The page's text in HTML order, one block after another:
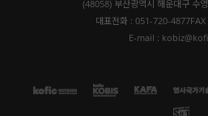
(48058) 부산광역시 해운대구 수
대표전화 : 051-720-4877
E-mail :